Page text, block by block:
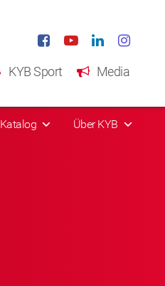
KYB Sport Media
Katalog Über KYB